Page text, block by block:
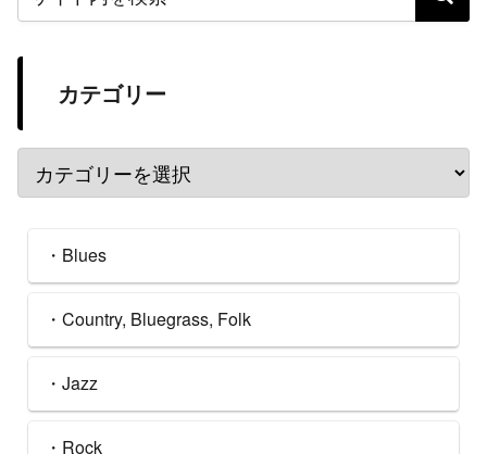
カテゴリー
・Blues
・Country, Bluegrass, Folk
・Jazz
・Rock